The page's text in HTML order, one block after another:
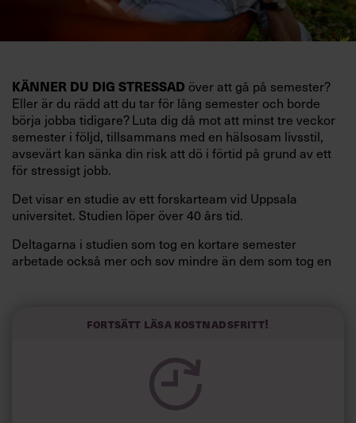
KÄNNER DU DIG STRESSAD över att gå på semester?
Eller är du rädd att du tar för lång semester och borde
börja jobba tidigare? Luta dig då mot att minst tre veckor
semester i följd, tillsammans med en hälsosam livsstil,
avsevärt kan sänka din risk att dö i förtid på grund av ett
för stressigt jobb.
Det visar en studie av ett forskarteam vid Uppsala
universitet. Studien löper över 40 års tid.
Deltagarna i studien som tog en kortare semester
arbetade också mer och sov mindre än dem som tog en
Forskarna tror sig dessutom kunna uttyda att en längre
försök att förändra livsstilsvanor.
Fortsätt läsa kostnadsfritt!